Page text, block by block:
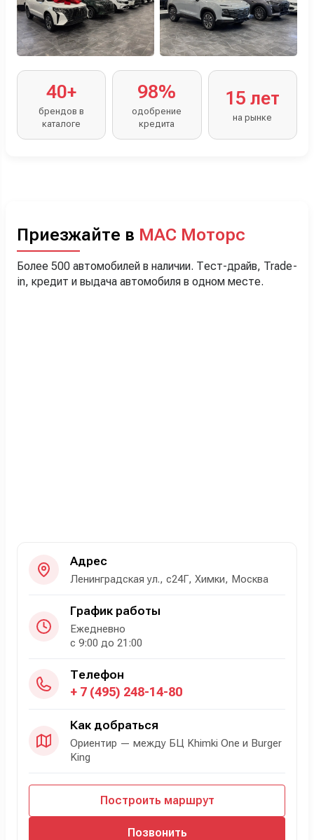
40+
брендов в
каталоге
98%
одобрение
кредита
15 лет
на рынке
Приезжайте в МАС Моторс
Более 500 автомобилей в наличии. Тест-драйв, Trade-
in, кредит и выдача автомобиля в одном месте.
Адрес
Ленинградская ул., с24Г, Химки, Москва
График работы
Ежедневно
с 9:00 до 21:00
Телефон
+ 7 (495) 248-14-80
Как добраться
Ориентир — между БЦ Khimki One и Burger
King
Построить маршрут
Позвонить